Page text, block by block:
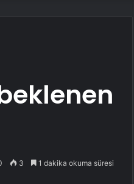
3 1 dakika okuma süresi